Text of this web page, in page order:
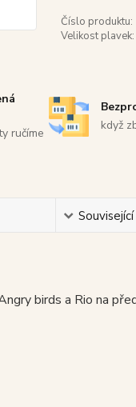
Číslo produktu:
Velikost plavek:
ručíme
když
birds a Rio na